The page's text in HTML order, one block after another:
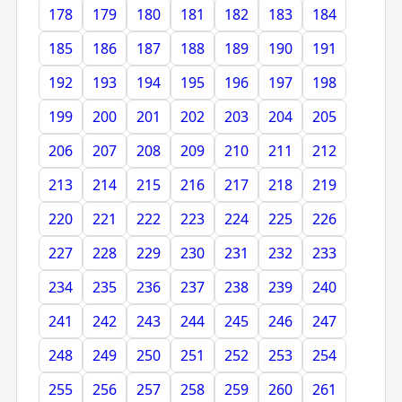
178 179 180 181 182 183
184
185
186 187 188 189 190
191
192
193 194 195 196 197
198
199
200 201 202 203 204
205
206
207 208 209 210 211
212
213
214 215 216 217 218
219
220
221 222 223 224 225
226
227
228 229 230 231 232
233
234
235 236 237 238 239
240
241
242 243 244 245 246
247
248
249 250 251 252 253
254
255
256 257 258 259 260 261